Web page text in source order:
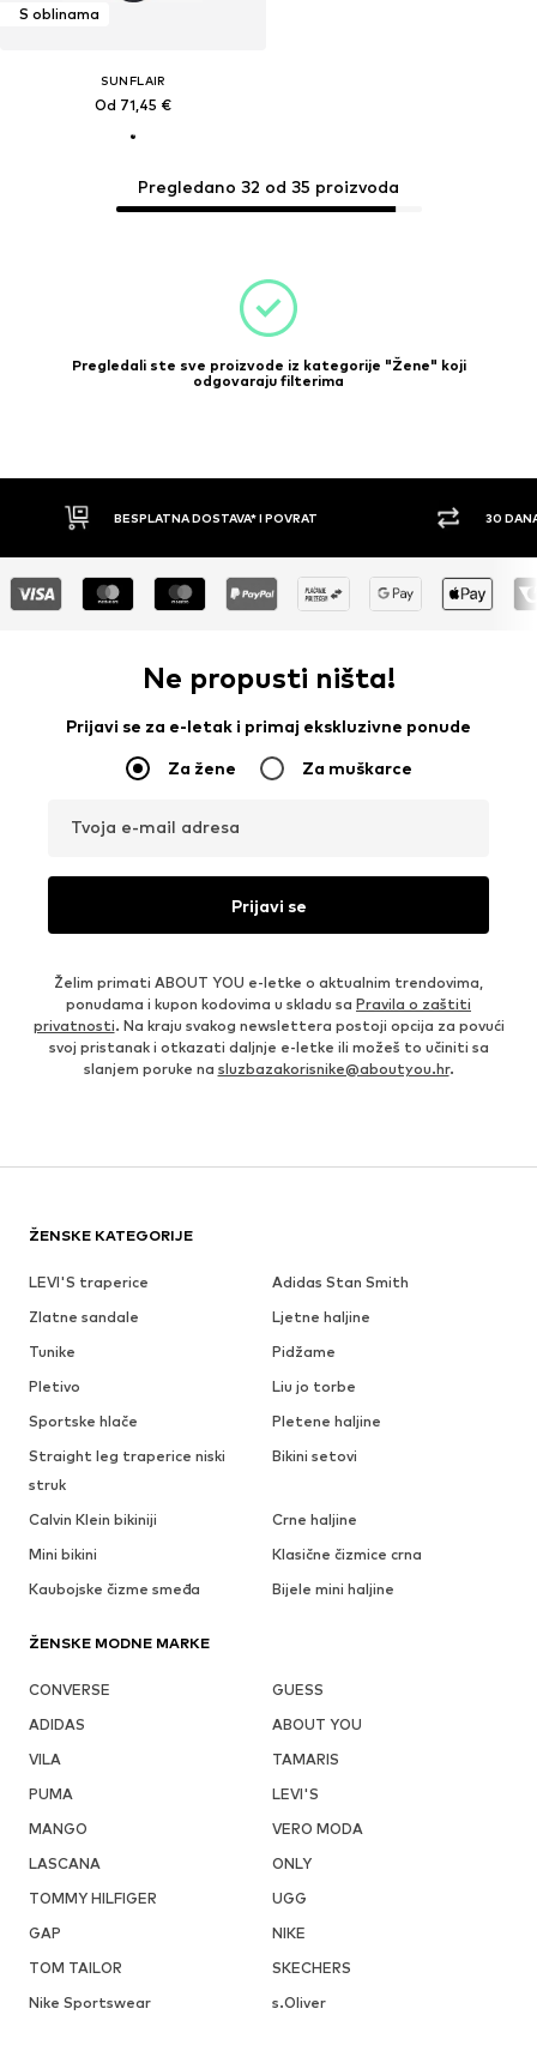
Pregledano 32 od 35 proizvoda
S oblinama
SUNFLAIR
Od 71,45 €
Pregledali ste sve proizvode iz kategorije "Žene" koji
odgovaraju filterima
30 DANA PRAVO NA POVRAT
Ne propusti ništa!
Prijavi se za e-letak i primaj ekskluzivne ponude
Za žene Za muškarce
Tvoja e-mail adresa
Prijavi se
Želim primati ABOUT YOU e-letke o aktualnim trendovima,
ponudama i kupon kodovima u skladu sa Pravila o zaštiti
privatnosti. Na kraju svakog newslettera postoji opcija za povući
svoj pristanak i otkazati daljnje e-letke ili možeš to učiniti sa
slanjem poruke na sluzbazakorisnike@aboutyou.hr.
ŽENSKE KATEGORIJE
LEVI'S traperice
Adidas Stan Smith
Zlatne sandale
Ljetne haljine
Tunike
Pidžame
Pletivo
Liu jo torbe
Sportske hlače
Pletene haljine
Straight leg traperice niski
struk
Bikini setovi
Calvin Klein bikiniji
Crne haljine
Mini bikini
Klasične čizmice crna
Kaubojske čizme smeđa
Bijele mini haljine
ŽENSKE MODNE MARKE
CONVERSE
GUESS
ADIDAS
ABOUT YOU
VILA
TAMARIS
PUMA
LEVI'S
MANGO
VERO MODA
LASCANA
ONLY
TOMMY HILFIGER
UGG
GAP
NIKE
TOM TAILOR
SKECHERS
Nike Sportswear
s.Oliver